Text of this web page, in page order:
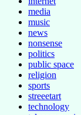
media
music
news
nonsense
politics
public space
religion
sports
streeetart
technology